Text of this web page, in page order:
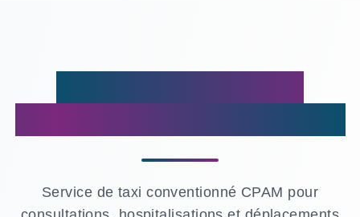
Service de taxi conventionné CPAM pour